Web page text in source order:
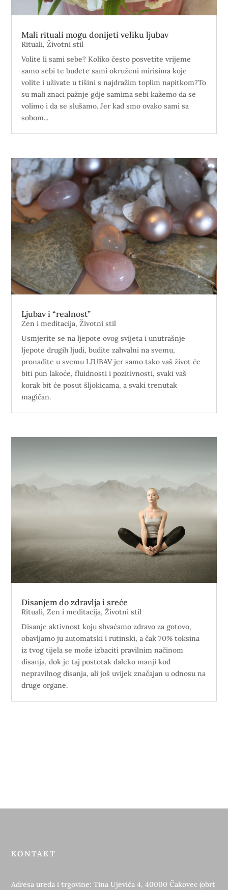
Mali rituali mogu donijeti veliku ljubav
Rituali,Životni stil
Volite li sami sebe? Koliko često posvetite vrijeme
samo sebi te budete sami okruženi mirisima koje
volite i uživate u tišini s najdražim toplim napitkom?To
su mali znaci pažnje gdje samima sebi kažemo da se
volimo i da se slušamo. Jer kad smo ovako sami sa
sobom...
Ljubav i “realnost”
Zen i meditacija,Životni stil
Usmjerite se na ljepote ovog svijeta i unutrašnje
ljepote drugih ljudi, budite zahvalni na svemu,
pronađite u svemu LJUBAV jer samo tako vaš život će
biti pun lakoće, fluidnosti i pozitivnosti, svaki vaš
korak bit će posut šljokicama, a svaki trenutak
magičan.
Disanjem do zdravlja i sreće
Rituali,Zen i meditacija,Životni stil
Disanje aktivnost koju shvaćamo zdravo za gotovo,
obavljamo ju automatski i rutinski, a čak 70% toksina
iz tvog tijela se može izbaciti pravilnim načinom
disanja, dok je taj postotak daleko manji kod
nepravilnog disanja, ali još uvijek značajan u odnosu na
druge organe.
KONTAKT
Adresa ureda i trgovine: Tina Ujevića 4, 40000 Čakovec (obrt